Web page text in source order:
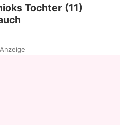
Tochter (11)
Anzeige